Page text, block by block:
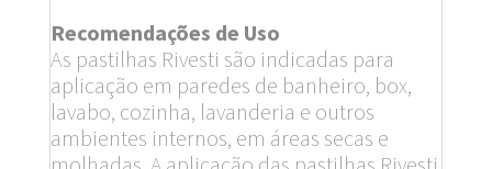
Recomendações de Uso
As pastilhas Rivesti são indicadas para
aplicação em paredes de banheiro, box,
lavabo, cozinha, lavanderia e outros
ambientes internos, em áreas secas e